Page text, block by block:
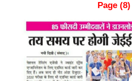
Page (8)